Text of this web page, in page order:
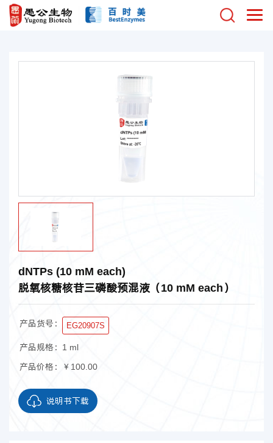
dNTPs (10 mM each)
脱氧核糖核苷三磷酸预混液（10 mM each）
产品货号： EG20907S
产品规格： 1 ml
产品价格：
￥100.00
说明书下载